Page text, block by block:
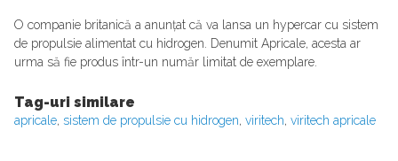
O companie britanică a anunțat că va lansa un hypercar cu sistem
de propulsie alimentat cu hidrogen. Denumit Apricale, acesta ar
urma să fie produs într-un număr limitat de exemplare.
Tag-uri similare
apricale, sistem de propulsie cu hidrogen, viritech, viritech apricale